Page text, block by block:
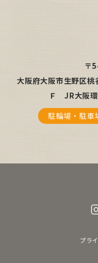
〒
大阪府大阪市生野区桃
ＦJR大阪
駐輪場・駐車
プラ